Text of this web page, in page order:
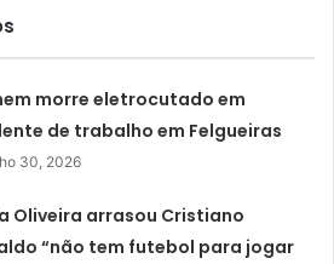
morre eletrocutado em
de trabalho em Felgueiras
30, 2026
Oliveira arrasou Cristiano
“não tem futebol para jogar